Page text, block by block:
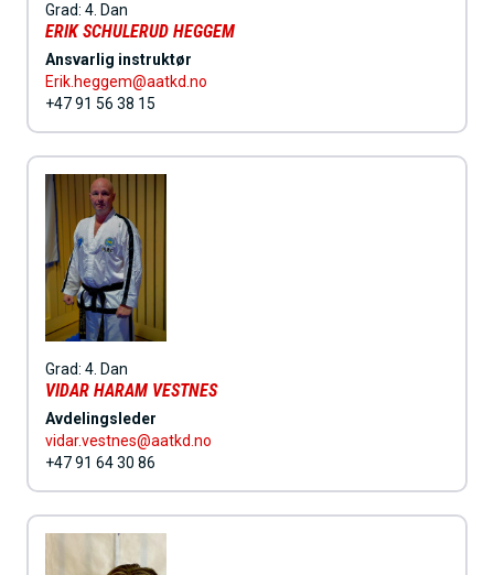
Grad: 4. Dan
ERIK SCHULERUD HEGGEM
Ansvarlig instruktør
Erik.heggem@aatkd.no
+47 91 56 38 15
Grad: 4. Dan
VIDAR HARAM VESTNES
Avdelingsleder
vidar.vestnes@aatkd.no
+47 91 64 30 86